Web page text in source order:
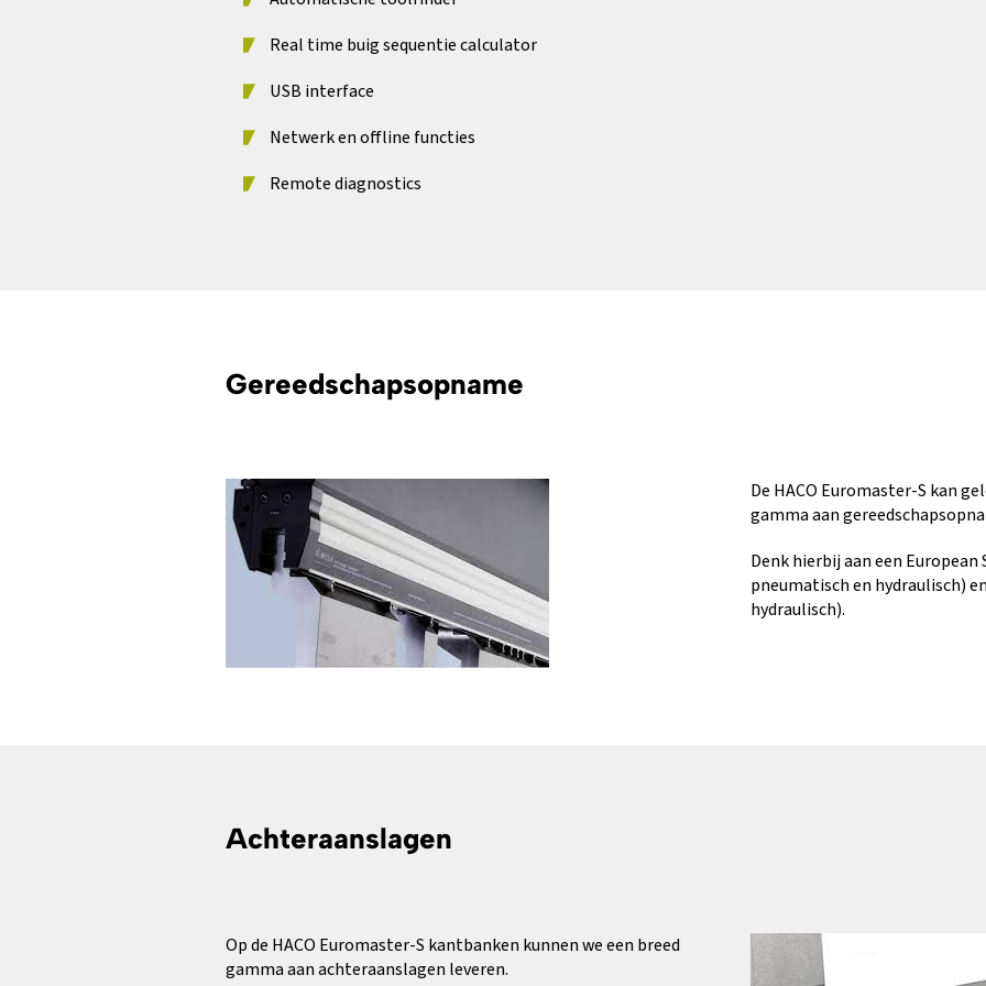
Real time buig sequentie calculator
USB interface
Netwerk en offline functies
Remote diagnostics
Gereedschapsopname
De HACO Euromaster-S kan
gamma aan
Denk hierbij aan een
pneumatisch en hydraulisch)
hydraulisch).
Achteraanslagen
Op de HACO Euromaster-S kantbanken kunnen we een breed
gamma aan achteraanslagen leveren.